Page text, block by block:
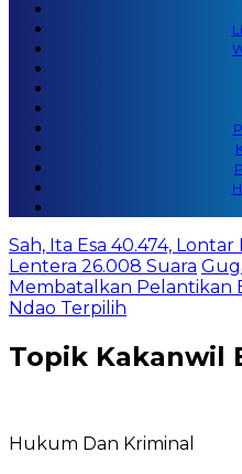
Sah, Ita Esa 40.474,
Lentera 26.008 Suara
Membatalkan Pelantikan
Ndao Terpilih
Topik Kakanwil
Hukum Dan Kriminal